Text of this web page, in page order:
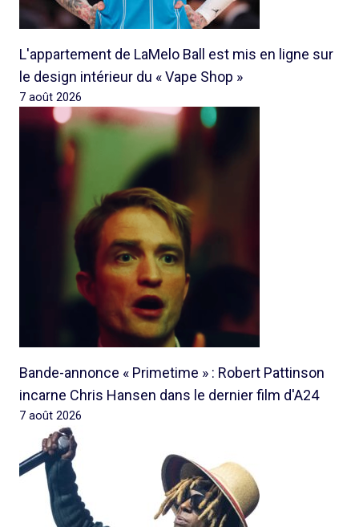
L'appartement de LaMelo Ball est mis en ligne sur
le design intérieur du « Vape Shop »
7 août 2026
Bande-annonce « Primetime » : Robert Pattinson
incarne Chris Hansen dans le dernier film d'A24
7 août 2026